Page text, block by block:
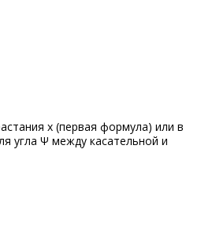
х (первая формула) или в
угла Ψ между касательной и